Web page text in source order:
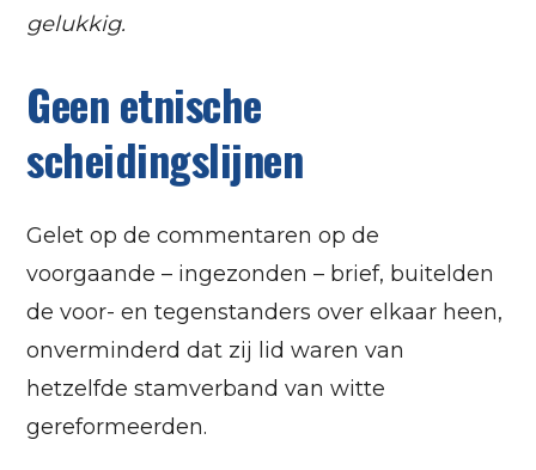
gelukkig.
Geen etnische
scheidingslijnen
Gelet op de commentaren op de
voorgaande – ingezonden – brief, buitelden
de voor- en tegenstanders over elkaar heen,
onverminderd dat zij lid waren van
hetzelfde stamverband van witte
gereformeerden.